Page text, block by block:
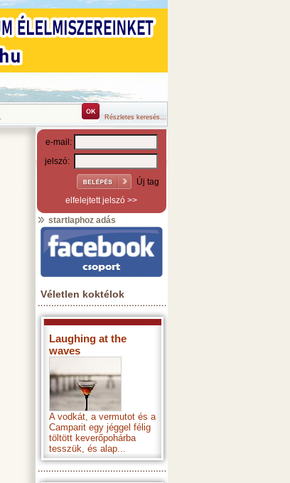
Részletes keresés...
e-mail:
jelszó:
Új tag
elfelejtett jelszó >>
startlaphoz adás
Véletlen koktélok
Laughing at the
waves
A vodkát, a vermutot és a
Camparit egy jéggel félig
töltött keverőpohárba
tesszük, és alap...